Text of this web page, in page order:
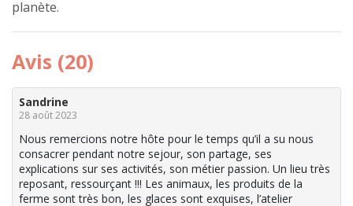
planète.
Avis (20)
Sandrine
28 août 2023
Nous remercions notre hôte pour le temps qu’il a su nous
consacrer pendant notre sejour, son partage, ses
explications sur ses activités, son métier passion. Un lieu très
reposant, ressourçant !!! Les animaux, les produits de la
ferme sont très bon, les glaces sont exquises, l’atelier